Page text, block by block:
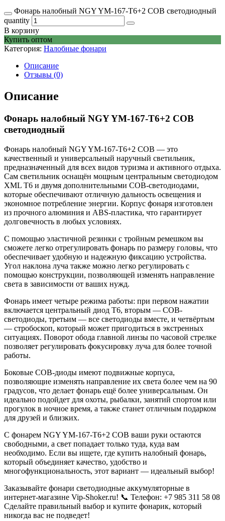
Фонарь налобный NGY YM-167-T6+2 COB светодиодный
quantity
В корзину
Купить оптом
Категория: Налобные фонари
Описание
Отзывы (0)
Описание
Фонарь налобный NGY YM-167-T6+2 COB
светодиодный
Фонарь налобный NGY YM-167-T6+2 COB — это
качественный и универсальный наручный светильник,
предназначенный для всех видов туризма и активного отдыха.
Сам светильник оснащён мощным центральным светодиодом
XML T6 и двумя дополнительными COB-светодиодами,
которые обеспечивают отличную дальность освещения и
экономное потребление энергии. Корпус фонаря изготовлен
из прочного алюминия и ABS-пластика, что гарантирует
долговечность в любых условиях.
С помощью эластичной резинки с тройным ремешком вы
сможете легко отрегулировать фонарь по размеру головы, что
обеспечивает удобную и надежную фиксацию устройства.
Угол наклона луча также можно легко регулировать с
помощью конструкции, позволяющей изменять направление
света в зависимости от ваших нужд.
Фонарь имеет четыре режима работы: при первом нажатии
включается центральный диод T6, вторым — COB-
светодиоды, третьим — все светодиоды вместе, и четвёртым
— стробоскоп, который может пригодиться в экстренных
ситуациях. Поворот обода главной линзы по часовой стрелке
позволяет регулировать фокусировку луча для более точной
работы.
Боковые COB-диоды имеют подвижные корпуса,
позволяющие изменять направление их света более чем на 90
градусов, что делает фонарь ещё более универсальным. Он
идеально подойдет для охоты, рыбалки, занятий спортом или
прогулок в ночное время, а также станет отличным подарком
для друзей и близких.
С фонарем NGY YM-167-T6+2 COB ваши руки остаются
свободными, а свет попадает только туда, куда вам
необходимо. Если вы ищете, где купить налобный фонарь,
который объединяет качество, удобство и
многофункциональность, этот вариант — идеальный выбор!
Заказывайте фонари светодиодные аккумуляторные в
интернет-магазине Vip-Shoker.ru! 📞 Телефон: +7 985 311 58 08
Сделайте правильный выбор и купите фонарик, который
никогда вас не подведет!